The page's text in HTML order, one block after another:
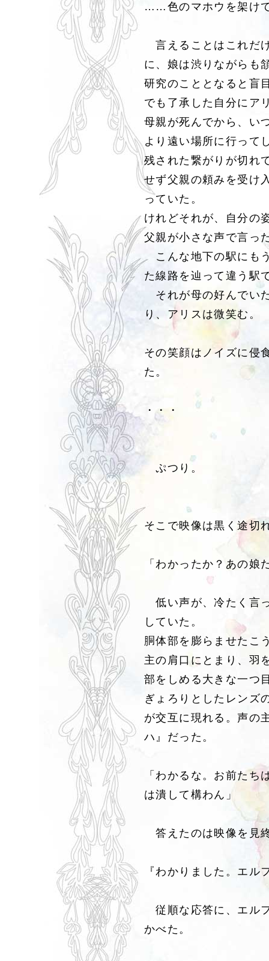
……色のマホウを架け
言えることはこれだ
に、娘は渋りながらも
研究のこととなると盲
でも了承した自分にア
母親が死んでから、い
より遠い場所に行って
残された繋がりが切れ
せず父親の頼みを受け
っていた。
けれどそれが、自分の
父親が小さな声で言っ
こんな地下の駅にも
た線路を辿って違う駅
それが母の好んでい
り、アリスは微笑む。
その笑顔はノイズに侵
た。
・・・
ぷつり。
そこで映像は黒く途切
「わかったか？あの娘
低い声が、冷たく言
していた。
胴体部を膨らませたこ
主の肩口にとまり、羽
部をしめる大きな一つ
ぎょろりとしたレンズ
が交互に現れる。声の
ハ』だった。
「わかるな。お前た
は潰して構わん」
答えたのは映像を見
『わかりました。エル
従順な応答に、エル
かべた。